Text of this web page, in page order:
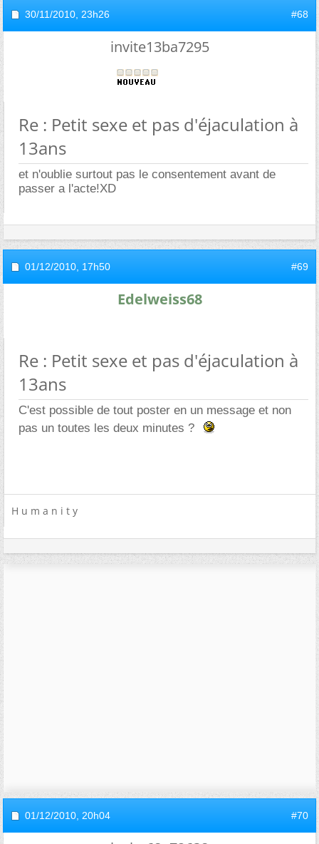
30/11/2010, 23h26 #68
invite13ba7295
Re : Petit sexe et pas d'éjaculation à
13ans
et n'oublie surtout pas le consentement avant de
passer a l'acte!XD
01/12/2010, 17h50 #69
Edelweiss68
Re : Petit sexe et pas d'éjaculation à
13ans
C'est possible de tout poster en un message et non
pas un toutes les deux minutes ?
H u m a n i t y
01/12/2010, 20h04 #70